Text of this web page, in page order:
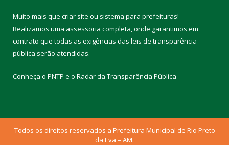
Muito mais que criar site ou sistema para prefeituras!
Realizamos uma assessoria completa, onde garantimos em
contrato que todas as exigências das leis de transparência
pública serão atendidas.
Conheça o PNTP e o Radar da Transparência Pública
Todos os direitos reservados a Prefeitura Municipal de Rio Preto
da Eva – AM.